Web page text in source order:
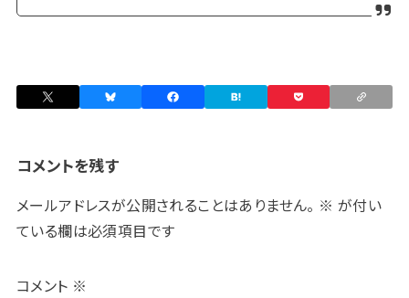
コメントを残す
メールアドレスが公開されることはありません。 ※ が付い
ている欄は必須項目です
コメント ※